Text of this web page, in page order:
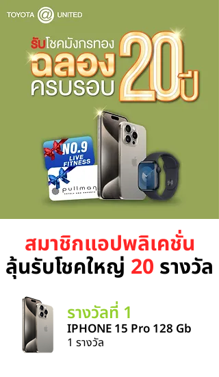
สมาชิกแอปพลิเคชั่น
ลุ้นรับโชคใหญ่ 20 รางวัล
รางวัลที่ 1
IPHONE 15 Pro 128 Gb
1 รางวัล